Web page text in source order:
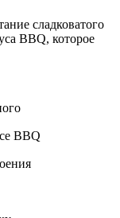
сладковатого
BBQ, которое
BBQ